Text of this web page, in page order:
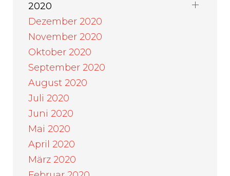
2020
Dezember 2020
November 2020
Oktober 2020
September 2020
August 2020
Juli 2020
Juni 2020
Mai 2020
April 2020
März 2020